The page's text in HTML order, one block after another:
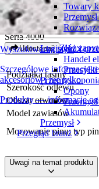
Wyszukiwarka taśm
Szczegółowe informacje
akcesoriów i nie tylko
Produkty — informacje
Towary
Logistyka i
Handel
Przemysł
Opony
Przemysł
Przegląd branż
S4014 Flat Top
Seria 4000
Udostępnij Złóż
Podziałka taśmy
Szerokość odlewu
Obszar otworów
Model zawiasów
Mocowanie pinu; typ
Uwagi na temat produktu